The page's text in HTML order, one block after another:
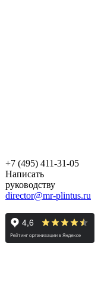
+7 (495) 411-31-05
Написать
руководству
director@mr-plintus.ru